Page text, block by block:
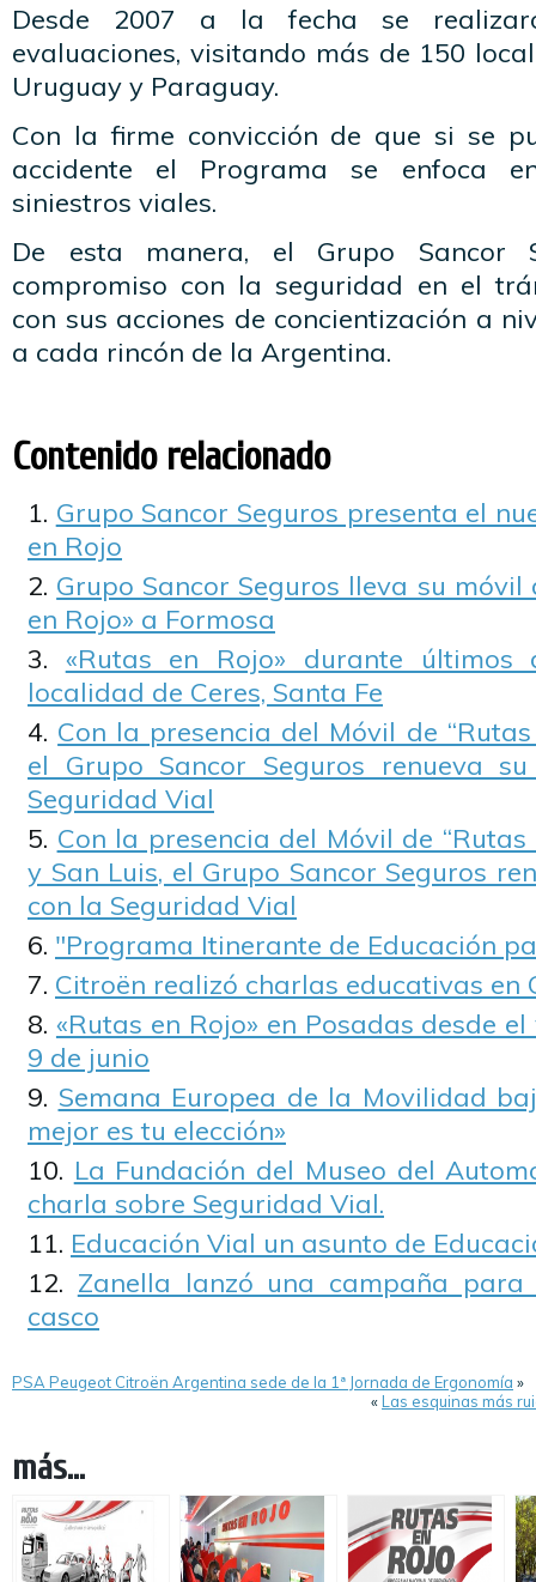
Desde 2007 a la fecha se
evaluaciones, visitando más de 150
Uruguay y Paraguay.
Con la firme convicción de que si se
accidente el Programa se enfoca
siniestros viales.
De esta manera, el Grupo Sancor
compromiso con la seguridad en el
con sus acciones de concientización a
a cada rincón de la Argentina.
Contenido relacionado
Grupo Sancor Seguros presenta el
en Rojo
Grupo Sancor Seguros lleva su
en Rojo» a Formosa
«Rutas en Rojo» durante
localidad de Ceres, Santa Fe
Con la presencia del Móvil de
el Grupo Sancor Seguros renueva
Seguridad Vial
Con la presencia del Móvil de
y San Luis, el Grupo Sancor Seguros
con la Seguridad Vial
"Programa Itinerante de Educación
Citroën realizó charlas educativas en
«Rutas en Rojo» en Posadas desde
9 de junio
Semana Europea de la Movilidad
mejor es tu elección»
La Fundación del Museo del
charla sobre Seguridad Vial.
Educación Vial un asunto de
Zanella lanzó una campaña
casco
PSA Peugeot Citroën Argentina sede de la 1ª Jornada de Ergonomía »
«Las esquinas más
más...